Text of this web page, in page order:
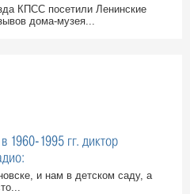
КПСС посетили Ленинские
дома-музея...
1960-1995 гг. диктор
и нам в детском саду, а